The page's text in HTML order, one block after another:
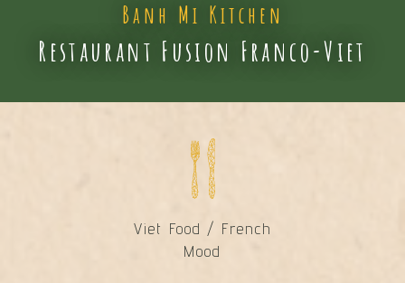
Banh Mi Kitchen
Restaurant Fusion Franco-Viet
Viet Food / French
Mood